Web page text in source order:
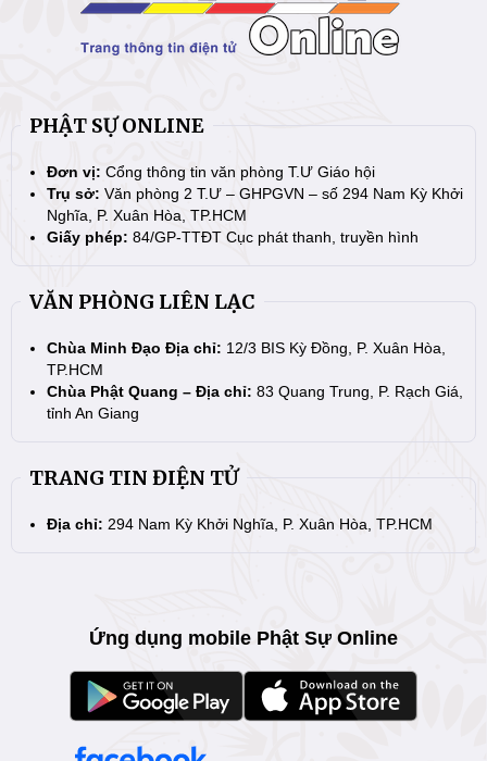
PHẬT SỰ ONLINE
Đơn vị: Cổng thông tin văn phòng T.Ư Giáo hội
Trụ sở: Văn phòng 2 T.Ư – GHPGVN – số 294 Nam Kỳ Khởi
Nghĩa, P. Xuân Hòa, TP.HCM
Giấy phép: 84/GP-TTĐT Cục phát thanh, truyền hình
VĂN PHÒNG LIÊN LẠC
Chùa Minh Đạo Địa chỉ: 12/3 BIS Kỳ Đồng, P. Xuân Hòa,
TP.HCM
Chùa Phật Quang – Địa chỉ: 83 Quang Trung, P. Rạch Giá,
tỉnh An Giang
TRANG TIN ĐIỆN TỬ
Địa chỉ: 294 Nam Kỳ Khởi Nghĩa, P. Xuân Hòa, TP.HCM
Ứng dụng mobile Phật Sự Online